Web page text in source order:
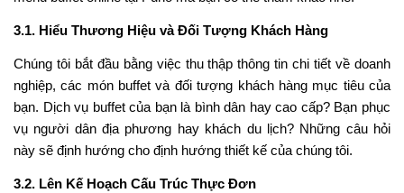
3.1. Hiểu Thương Hiệu và Đối Tượng Khách Hàng
Chúng tôi bắt đầu bằng việc thu thập thông tin chi tiết về doanh
nghiệp, các món buffet và đối tượng khách hàng mục tiêu của
bạn. Dịch vụ buffet của bạn là bình dân hay cao cấp? Bạn phục
vụ người dân địa phương hay khách du lịch? Những câu hỏi
này sẽ định hướng cho định hướng thiết kế của chúng tôi.
3.2. Lên Kế Hoạch Cấu Trúc Thực Đơn